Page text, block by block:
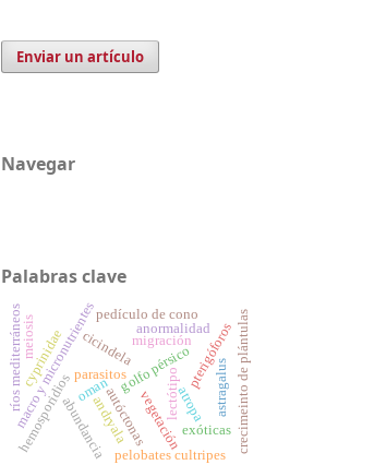
Enviar un artículo
Navegar
Palabras clave
vegetación
golfo pérsico
andryala
macro y micronutrientesparasitos
migración
hemosporidios
cicindela
oman atropa
pterigóforos
anormalidad crecimeinto de plántulas
exóticas
autóctonas
abundancia
ríos mediterráneos astragalus
pedículo de cono
cyprinidae
lectótipo
pelobates cultripes
meiosis